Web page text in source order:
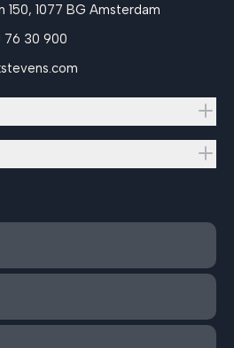
150, 1077 BG Amsterdam
76 30 900